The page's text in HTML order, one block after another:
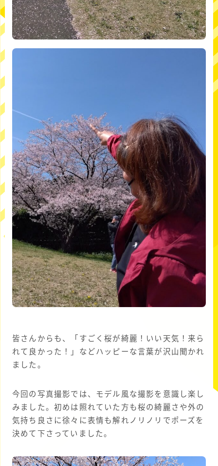
皆さんからも、「すごく桜が綺麗！いい天気！来ら
れて良かった！」などハッピーな言葉が沢山聞かれ
ました。
今回の写真撮影では、モデル風な撮影を意識し楽し
みました。初めは照れていた方も桜の綺麗さや外の
気持ち良さに徐々に表情も解れノリノリでポーズを
決めて下さっていました。